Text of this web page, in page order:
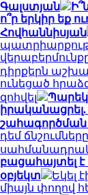
Գալստյան
ո՞ր երկիր եք
Հովհաննիսյան
դիրքերն
ունեցած
զոհվել
իրականացրել.
դեմ
բացահայտել
օբյեկտ
Եկել
միայն փողով